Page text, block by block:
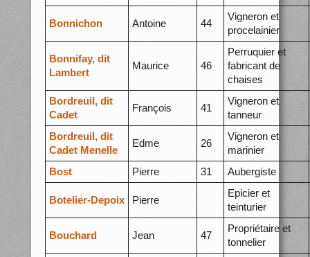
Bonnichon Antoine 44
Vigneron et
procelainier
Bonnifay, dit
Lambert
Maurice 46
Perruquier et
fabricant de
chaises
Bordreuil, dit
Cadet
François 41
Vigneron et
tanneur
Bordreuil, dit
Cadet Menelle
Edme 26
Vigneron et
marinier
Bost
Pierre 31 Aubergiste
Botelier-Depoix Pierre
Epicier et
teinturier
Bouchard Jean 47
Propriétaire et
tonnelier